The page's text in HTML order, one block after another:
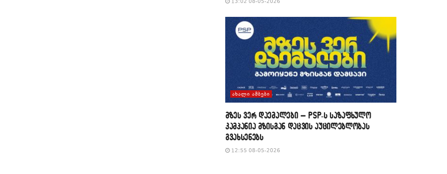
ᲐᲮᲐᲚᲘ ᲐᲛᲑᲔᲑᲘ
მზეს ვერ დაემალები – PSP-ს საზაფხულო
კამპანია მზისგან დაცვის აუცილებლობას
გვახსენებს
12:55 08-05-2026